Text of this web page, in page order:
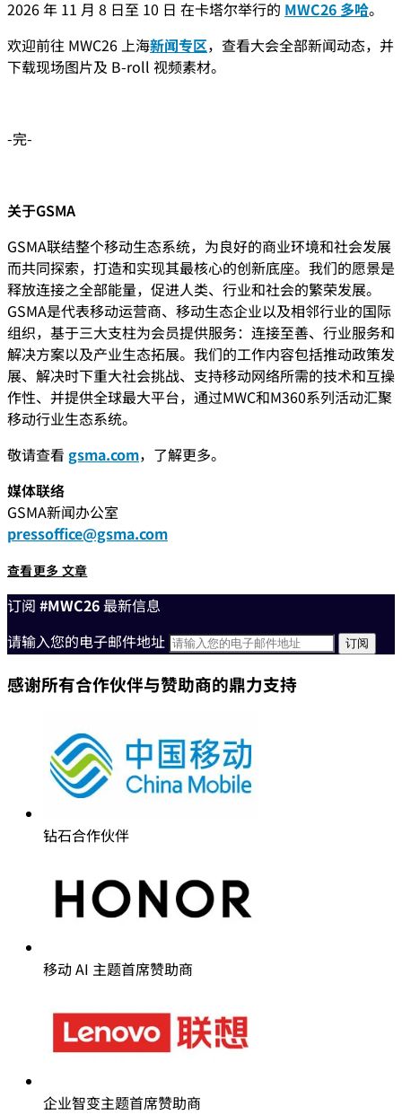
2026 年 11 月 8 日至 10 日 在卡塔尔举行的 MWC26 多哈。
欢迎前往 MWC26 上海新闻专区，查看大会全部新闻动态，并
下载现场图片及 B-roll 视频素材。
-完-
关于GSMA
GSMA联结整个移动生态系统，为良好的商业环境和社会发展
而共同探索，打造和实现其最核心的创新底座。我们的愿景是
释放连接之全部能量，促进人类、行业和社会的繁荣发展。
GSMA是代表移动运营商、移动生态企业以及相邻行业的国际
组织，基于三大支柱为会员提供服务：连接至善、行业服务和
解决方案以及产业生态拓展。我们的工作内容包括推动政策发
展、解决时下重大社会挑战、支持移动网络所需的技术和互操
作性、并提供全球最大平台，通过MWC和M360系列活动汇聚
移动行业生态系统。
敬请查看 gsma.com，了解更多。
媒体联络
GSMA新闻办公室
pressoffice@gsma.com
查看更多 文章
订阅 #MWC26最新信息
请输入您的电子邮件地址
感谢所有合作伙伴与赞助商的鼎力支持
钻石合作伙伴
移动 AI 主题首席赞助商
企业智变主题首席赞助商